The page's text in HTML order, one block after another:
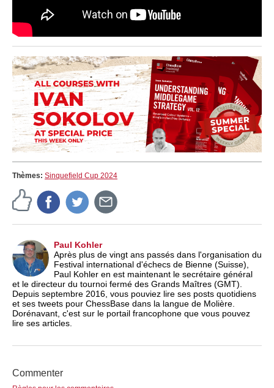
Thèmes: Sinquefield Cup 2024
Paul Kohler
Après plus de vingt ans passés dans l'organisation du
Festival international d'échecs de Bienne (Suisse),
Paul Kohler en est maintenant le secrétaire général
et le directeur du tournoi fermé des Grands Maîtres (GMT).
Depuis septembre 2016, vous pouviez lire ses posts quotidiens
et ses tweets pour ChessBase dans la langue de Molière.
Dorénavant, c'est sur le portail francophone que vous pouvez
lire ses articles.
Commenter